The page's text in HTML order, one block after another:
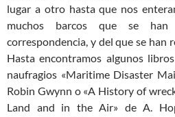
lugar a otro hasta que nos
muchos barcos que se han
correspondencia, y del que se han
Hasta encontramos algunos
naufragios «Maritime Disaster
Robin Gwynn o «A History of
Land and in the Air» de A.